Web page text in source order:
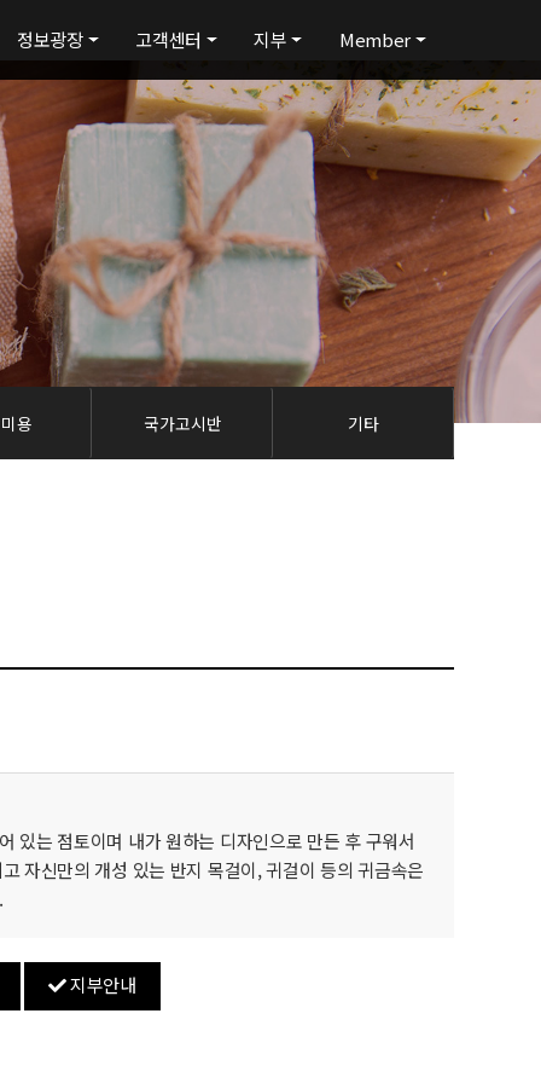
정보광장 고객센터 지부 Member
용 국가고시반 기타
있는 점토이며 내가 원하는 디자인으로 만든 후 구워서
자신만의 개성 있는 반지 목걸이, 귀걸이 등의 귀금속은
지부안내